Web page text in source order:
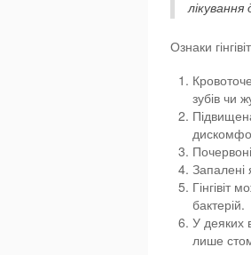
Ознаки
зубів чи
Запалені
Гінгівіт
бактерій.
У деяких
лише